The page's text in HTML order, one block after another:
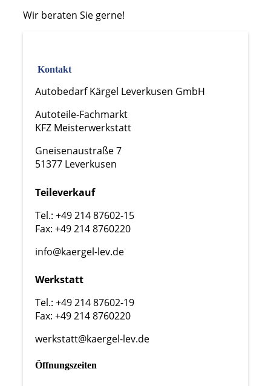
Wir beraten Sie gerne!
Kontakt
Autobedarf Kärgel Leverkusen GmbH
Autoteile-Fachmarkt
KFZ Meisterwerkstatt
Gneisenaustraße 7
51377 Leverkusen
Teileverkauf
Tel.: +49 214 87602-15
Fax: +49 214 8760220
info@kaergel-lev.de
Werkstatt
Tel.: +49 214 87602-19
Fax: +49 214 8760220
werkstatt@kaergel-lev.de
Öffnungszeiten